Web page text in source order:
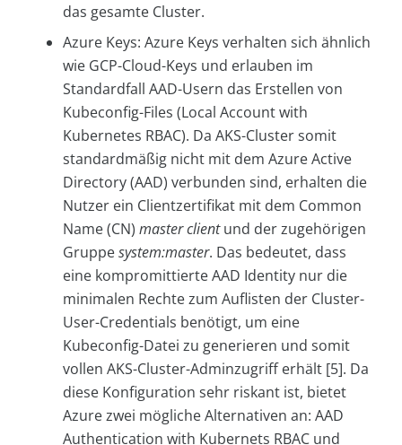
das gesamte Cluster.
Azure Keys: Azure Keys verhalten sich ähnlich
wie GCP-Cloud-Keys und erlauben im
Standardfall AAD-Usern das Erstellen von
Kubeconfig-Files (Local Account with
Kubernetes RBAC). Da AKS-Cluster somit
standardmäßig nicht mit dem Azure Active
Directory (AAD) verbunden sind, erhalten die
Nutzer ein Clientzertifikat mit dem Common
Name (CN) master clientund der zugehörigen
Gruppesystem:master. Das bedeutet, dass
eine kompromittierte AAD Identity nur die
minimalen Rechte zum Auflisten der Cluster-
User-Credentials benötigt, um eine
Kubeconfig-Datei zu generieren und somit
vollen AKS-Cluster-Adminzugriff erhält [5]. Da
diese Konfiguration sehr riskant ist, bietet
Azure zwei mögliche Alternativen an: AAD
Authentication with Kubernets RBAC und